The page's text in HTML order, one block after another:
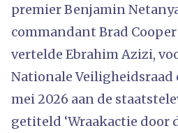
premier Benjamin
commandant Brad
vertelde Ebrahim Azizi,
Nationale Veiligheidsraad
mei 2026 aan de
getiteld ‘Wraakactie door